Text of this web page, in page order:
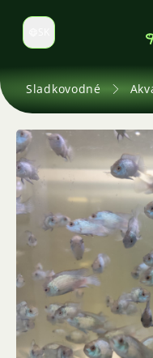
Prepnúť jazyk
Sladkovodné